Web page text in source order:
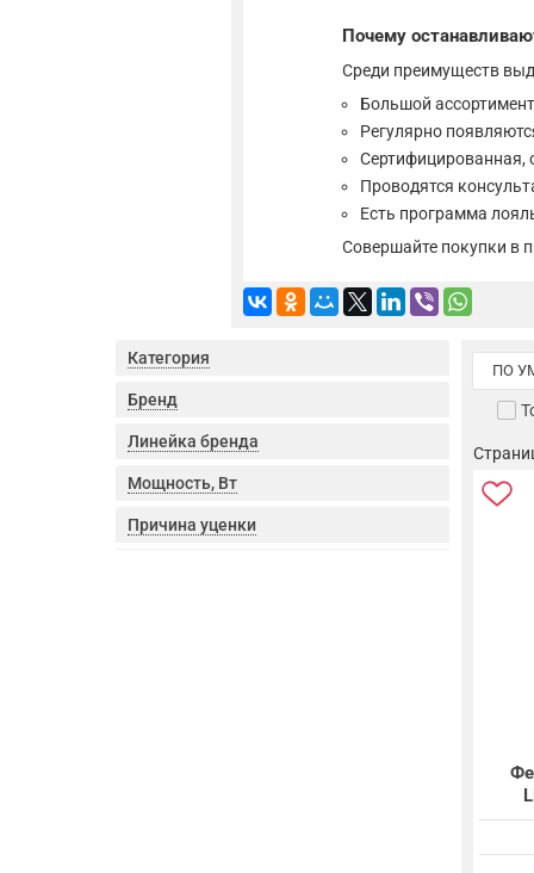
Почему
Среди преимуществ
Большой ассортимент
Регулярно
Сертифицированная,
Проводятся
Есть программа
Совершайте покупки в
Категория
Бренд
Линейка бренда
Мощность, Вт
Причина уценки
ПО